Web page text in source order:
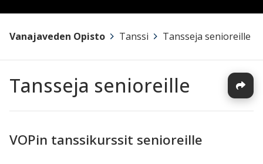
Vanajaveden Opisto Tanssi Tansseja senioreille
Tansseja senioreille
VOPin tanssikurssit senioreille